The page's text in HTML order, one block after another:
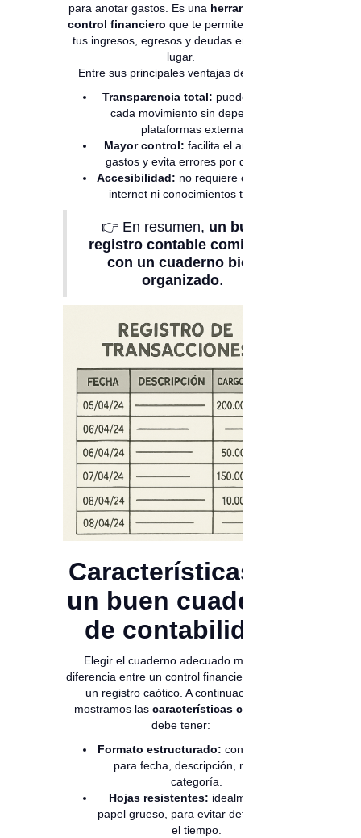
para anotar gastos. Es una herramienta de
control financiero que te permite visualizar
tus ingresos, egresos y deudas en un solo
lugar.
Entre sus principales ventajas destacan:
Transparencia total: puedes revisar
cada movimiento sin depender de
plataformas externas.
Mayor control: facilita el análisis de
gastos y evita errores por descuido.
Accesibilidad: no requiere conexión a
internet ni conocimientos técnicos.
👉 En resumen, un buen
registro contable comienza
con un cuaderno bien
organizado.
Características de
un buen cuaderno
de contabilidad
Elegir el cuaderno adecuado marca la
diferencia entre un control financiero eficaz y
un registro caótico. A continuación, te
mostramos las características clave
debe tener:
Formato estructurado: con columnas
para fecha, descripción, monto y
categoría.
Hojas resistentes: idealmente de
papel grueso, para evitar deterioro con
el tiempo.